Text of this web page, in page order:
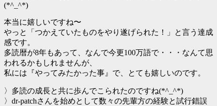
(*^_^*)
本当に嬉しいですね〜
やっと「つかえていたものをやり遂げられた！」と言う達成
感です。
多読暦が8年もあって、なんで今更100万語で・・・なんて思
われるかもしれませんが、
私には『やってみたかった事』で、とても嬉しいのです。
〉多読の成長と共に歩んでこられたのですね(*^_^*)
〉dr-patchさんを始めとして数々の先輩方の経験と試行錯誤